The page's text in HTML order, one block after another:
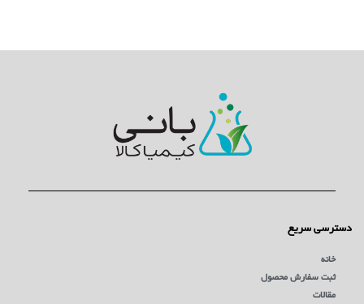
دسترسی سریع
خانه
ثبت سفارش محصول
مقالات